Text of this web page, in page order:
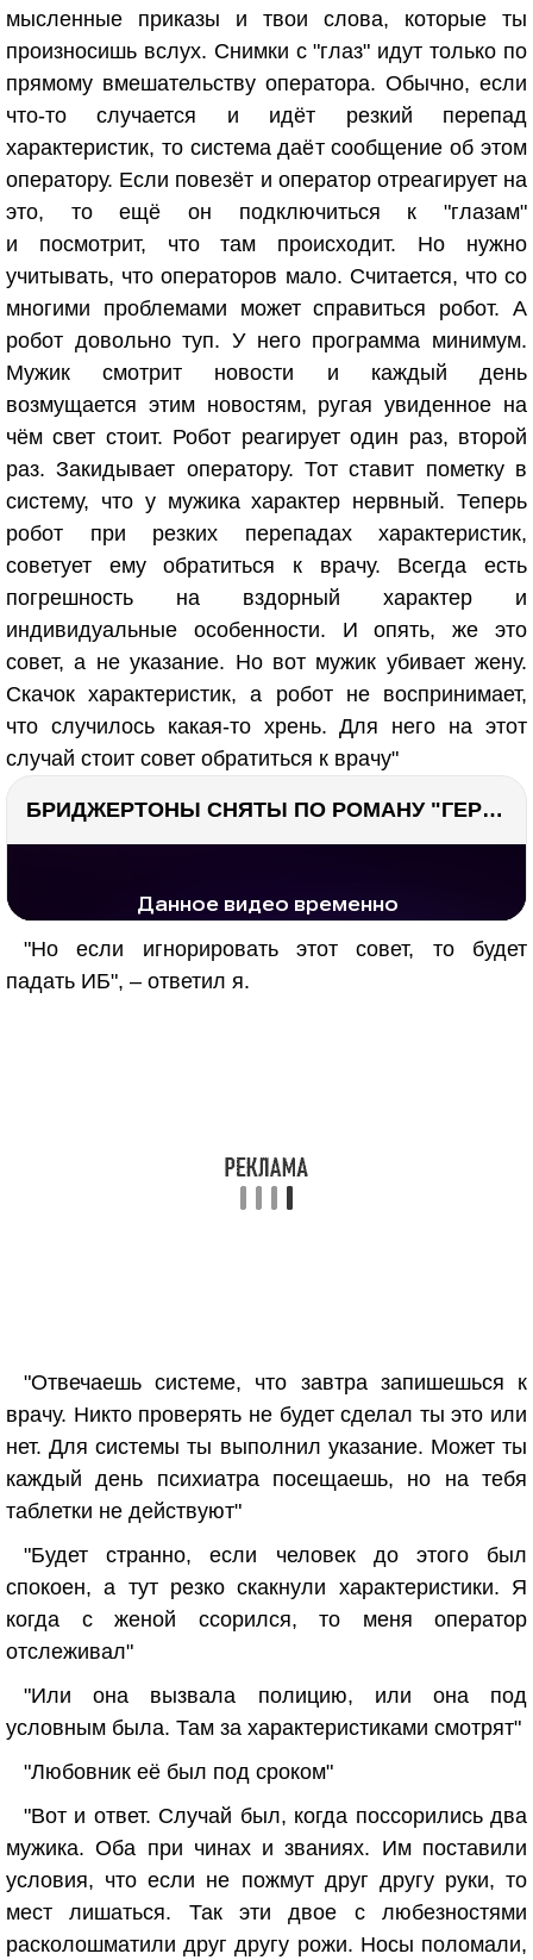
мысленные приказы и твои слова, которые ты
произносишь вслух. Снимки с "глаз" идут только по
прямому вмешательству оператора. Обычно, если
что-то случается и идёт резкий перепад
характеристик, то система даёт сообщение об этом
оператору. Если повезёт и оператор отреагирует на
это, то ещё он подключиться к "глазам"
и посмотрит, что там происходит. Но нужно
учитывать, что операторов мало. Считается, что со
многими проблемами может справиться робот. А
робот довольно туп. У него программа минимум.
Мужик смотрит новости и каждый день
возмущается этим новостям, ругая увиденное на
чём свет стоит. Робот реагирует один раз, второй
раз. Закидывает оператору. Тот ставит пометку в
систему, что у мужика характер нервный. Теперь
робот при резких перепадах характеристик,
советует ему обратиться к врачу. Всегда есть
погрешность на вздорный характер и
индивидуальные особенности. И опять, же это
совет, а не указание. Но вот мужик убивает жену.
Скачок характеристик, а робот не воспринимает,
что случилось какая-то хрень. Для него на этот
случай стоит совет обратиться к врачу"
БРИДЖЕРТОНЫ СНЯТЫ ПО РОМАНУ "ГЕРЦОГ И Я". Стоит ли читать?
"Но если игнорировать этот совет, то будет
падать ИБ", – ответил я.
"Отвечаешь системе, что завтра запишешься к
врачу. Никто проверять не будет сделал ты это или
нет. Для системы ты выполнил указание. Может ты
каждый день психиатра посещаешь, но на тебя
таблетки не действуют"
"Будет странно, если человек до этого был
спокоен, а тут резко скакнули характеристики. Я
когда с женой ссорился, то меня оператор
отслеживал"
"Или она вызвала полицию, или она под
условным была. Там за характеристиками смотрят"
"Любовник её был под сроком"
"Вот и ответ. Случай был, когда поссорились два
мужика. Оба при чинах и званиях. Им поставили
условия, что если не пожмут друг другу руки, то
мест лишаться. Так эти двое с любезностями
расколошматили друг другу рожи. Носы поломали,